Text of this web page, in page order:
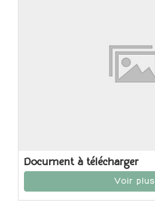
Document à télécharger
Voir plus